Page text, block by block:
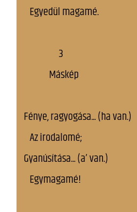
Egyedül magamé.
3
Máskép
Fénye, ragyogása... (ha van.)
Az irodalomé;
Gyanúsítása... (a’ van.)
Egymagamé!